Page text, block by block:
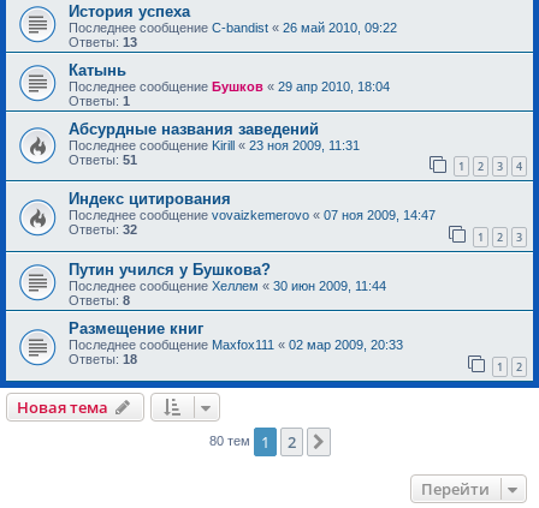
История успеха
Последнее сообщение C-bandist « 26 май 2010, 09:22
Ответы: 13
Катынь
Последнее сообщение Бушков « 29 апр 2010, 18:04
Ответы: 1
Абсурдные названия заведений
Последнее сообщение Kirill « 23 ноя 2009, 11:31
Ответы: 51 1 2 3 4
Индекс цитирования
Последнее сообщение vovaizkemerovo « 07 ноя 2009, 14:47
Ответы: 32 1 2 3
Путин учился у Бушкова?
Последнее сообщение Хеллем « 30 июн 2009, 11:44
Ответы: 8
Размещение книг
Последнее сообщение Maxfox111 « 02 мар 2009, 20:33
Ответы: 18 1 2
Новая тема
80 тем 1 2
Перейти